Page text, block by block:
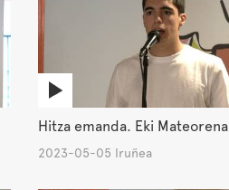
Hitza emanda. Eki Mateorena
2023-05-05 Iruñea